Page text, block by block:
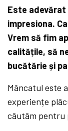
Este adevărat
impresiona.
Vrem să fim
calitățile, să
bucătărie și
Mâncatul este
experiențe
căutăm pentru